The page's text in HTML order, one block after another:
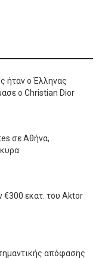
ήταν ο Έλληνας
ο Christian Dior
σε Αθήνα,
€300 εκατ. του Aktor
απόφασης